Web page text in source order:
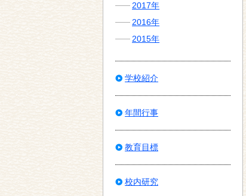
2017年
2016年
2015年
学校紹介
年間行事
教育目標
校内研究